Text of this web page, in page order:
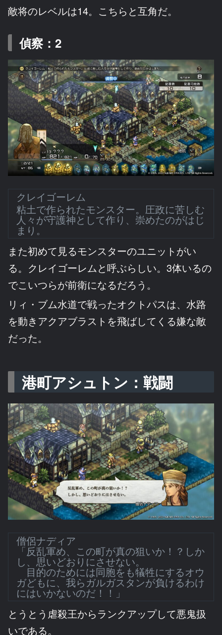
敵将のレベルは14。こちらと互角だ。
偵察：2
クレイゴーレム
粘土で作られたモンスター。圧政に苦しむ
人々が守護神として作り、崇めたのがはじ
まり。
また初めて見るモンスターのユニットがい
る。クレイゴーレムと呼ぶらしい。3体いるの
でこいつらが前衛になるだろう。
リィ・ブム水道で戦ったオクトパスは、水路
を動きアクアブラストを飛ばしてくる嫌な敵
だった。
港町アシュトン：戦闘
僧侶ナディア
「反乱軍め、この町が真の狙いか！？しか
し、思いどおりにさせない。
目的のためには同胞をも犠牲にするオウ
ガどもに、我らガルガスタンが負けるわけ
にはいかないのだ！！」
とうとう虐殺王からランクアップして悪鬼扱
いである。